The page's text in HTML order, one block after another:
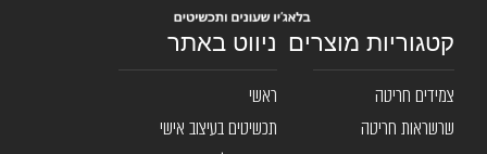
צמידים חריטה
שרשראות חריטה
קטגוריות מוצרים
ראשי
תכשיטים בעיצוב אישי
ניווט באתר